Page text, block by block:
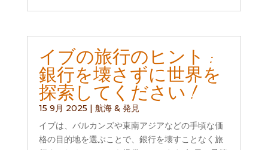
イブの旅行のヒント :
銀行を壊さずに世界を
探索してください !
15 9月 2025 | 航海 & 発見
イブは、バルカンズや東南アジアなどの手頃な価
格の目的地を選ぶことで、銀行を壊すことなく旅